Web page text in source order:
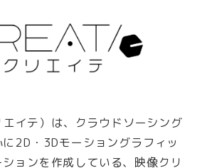
エイテ）は、クラウドソーシング
2D・3Dモーショングラフィッ
ョンを作成している、映像クリ